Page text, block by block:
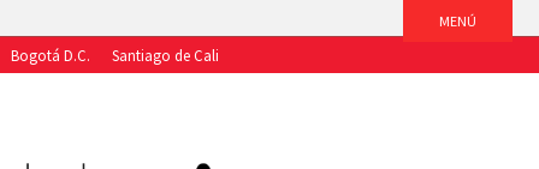
Bogotá D.C.
Santiago de Cali